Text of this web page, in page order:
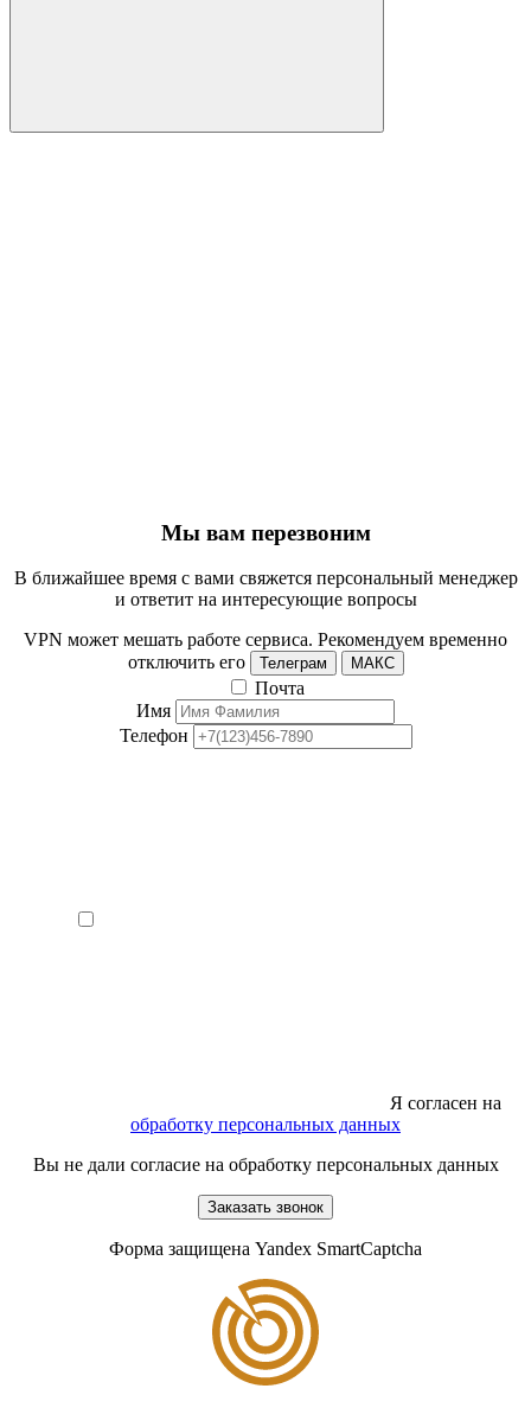
Мы вам перезвоним
В ближайшее время с вами свяжется персональный менеджер
и ответит на интересующие вопросы
VPN может мешать работе сервиса. Рекомендуем временно
отключить его
Телеграм МАКС
Почта
Имя
Телефон
Я согласен на
обработку персональных данных
Вы не дали согласие на обработку персональных данных
Заказать звонок
Форма защищена Yandex SmartCaptcha